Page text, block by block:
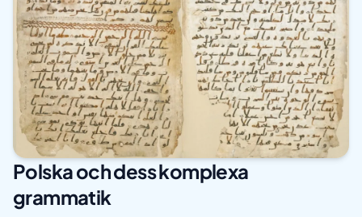
Polska och dess komplexa
grammatik